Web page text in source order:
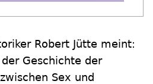
Robert Jütte meint:
Geschichte der
Sex und